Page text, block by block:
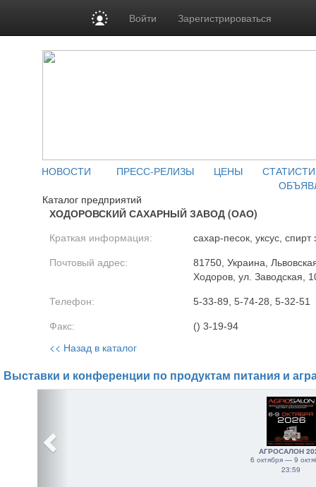
Войти Зарегистрироваться
НОВОСТИ ПРЕСС-РЕЛИЗЫ ЦЕНЫ
Каталог предприятий
ХОДОРОВСКИЙ САХАРНЫЙ ЗАВОД (ОАО)
Краткая информация: сахар-песок, уксус, спирт
Почтовый адрес:
81750, Украина,
Ходоров, ул. Заводская,
Телефон: 5-33-89, 5-74-28, 5-32-51
Факс: () 3-19-94
<< Назад в каталог
Выставки и конференции по продуктам питания и
АГРОСАЛОН
6 октября — 9
23:59